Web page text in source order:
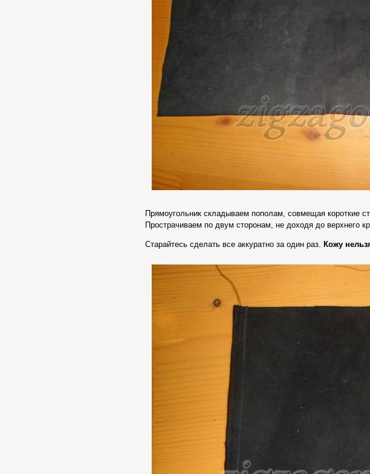
Прямоугольник складываем пополам, совмещая короткие
Прострачиваем по двум сторонам, не доходя до верхнего
Старайтесь сделать все аккуратно за один раз. Кожу